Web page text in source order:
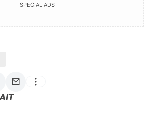
SPECIAL ADS